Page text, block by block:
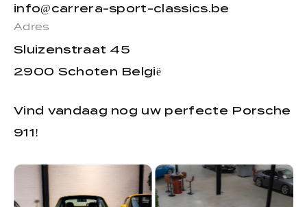
info@carrera-sport-classics.be
Adres
Sluizenstraat 45
2900 Schoten België
Vind vandaag nog uw perfecte Porsche
911!